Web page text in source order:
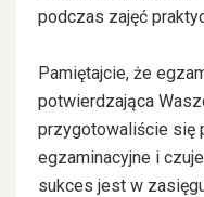
podczas zajęć
Pamiętajcie, że
potwierdzająca
przygotowaliście się
egzaminacyjne i
sukces jest w